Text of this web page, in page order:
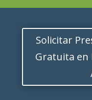
Solicitar
Gratuita en